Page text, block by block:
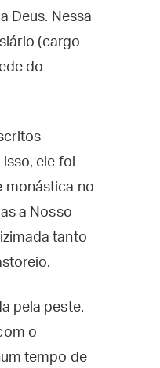
Deus. Nessa
(cargo
do
ele foi
monástica no
a Nosso
tanto
pela peste.
o
tempo de